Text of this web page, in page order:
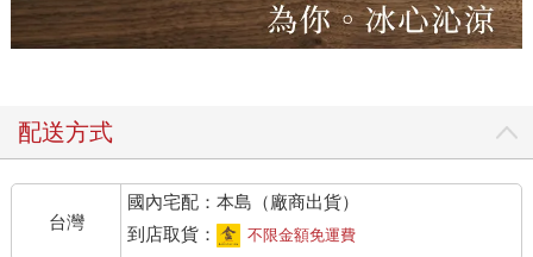
配送方式
台灣
國內宅配：本島（廠商出貨）
到店取貨：
不限金額免運費